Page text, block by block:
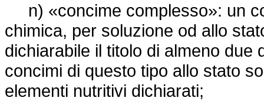
n) «concime complesso»: un
chimica, per soluzione od allo
dichiarabile il titolo di almeno due
concimi di questo tipo allo stato
elementi nutritivi dichiarati;